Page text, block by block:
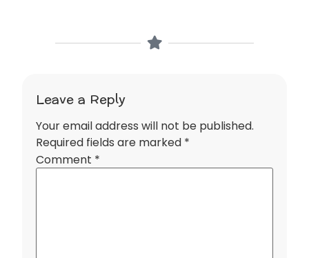
Leave a Reply
Your email address will not be published.
Required fields are marked *
Comment *